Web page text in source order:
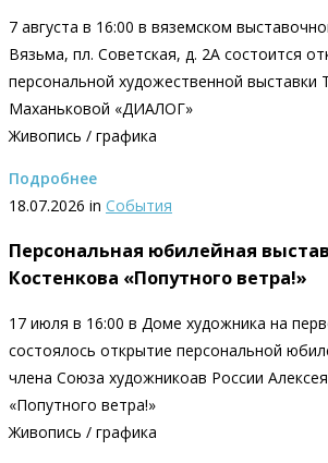
7 августа в 16:00 в вяземском
Вязьма, пл. Советская, д. 2А состоится
персональной художественной выставки
Маханьковой «ДИАЛОГ»
Живопись / графика
Подробнее
18.07.2026 in События
Персональная юбилейная
Костенкова «Попутного ветра!»
17 июля в 16:00 в Доме художника на
состоялось открытие персональной
члена Союза художникоав России
«Попутного ветра!»
Живопись / графика